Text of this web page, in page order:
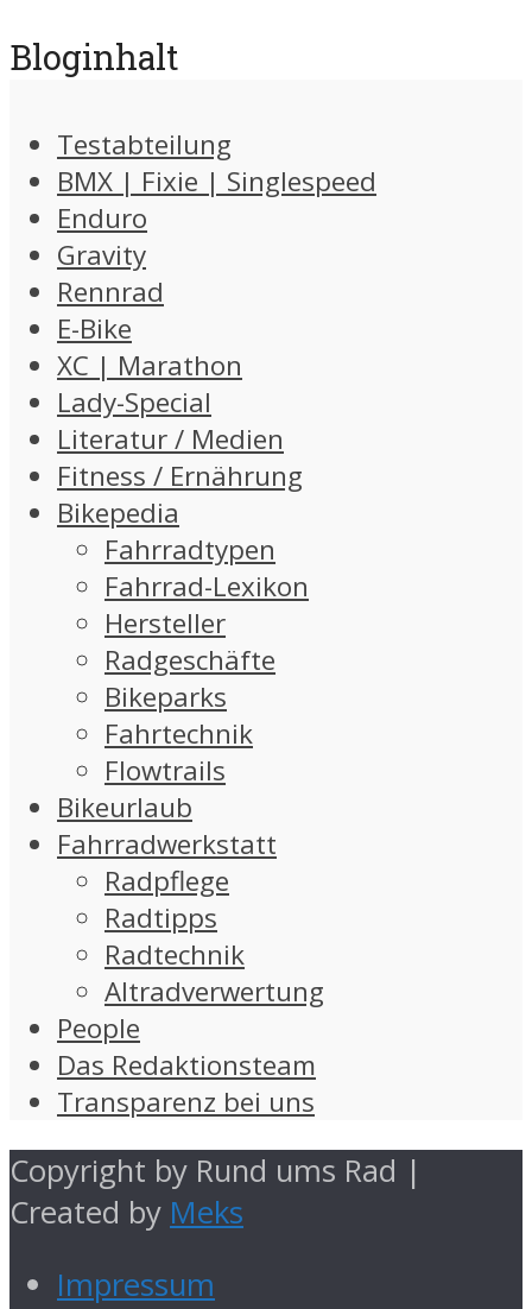
Bloginhalt
Testabteilung
BMX | Fixie | Singlespeed
Enduro
Gravity
Rennrad
E-Bike
XC | Marathon
Lady-Special
Literatur / Medien
Fitness / Ernährung
Bikepedia
Fahrradtypen
Fahrrad-Lexikon
Hersteller
Radgeschäfte
Bikeparks
Fahrtechnik
Flowtrails
Bikeurlaub
Fahrradwerkstatt
Radpflege
Radtipps
Radtechnik
Altradverwertung
People
Das Redaktionsteam
Transparenz bei uns
Copyright by Rund ums Rad |
Created by Meks
Impressum